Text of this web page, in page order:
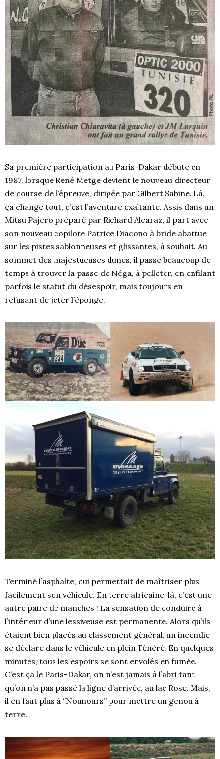
Sa première participation au Paris-Dakar débute en
1987, lorsque René Metge devient le nouveau directeur
de course de l’épreuve, dirigée par Gilbert Sabine. Là,
ça change tout, c’est l’aventure exaltante. Assis dans un
Mitsu Pajero préparé par Richard Alcaraz, il part avec
son nouveau copilote Patrice Diacono à bride abattue
sur les pistes sablonneuses et glissantes, à souhait. Au
sommet des majestueuses dunes, il passe beaucoup de
temps à trouver la passe de Néga, à pelleter, en enfilant
parfois le statut du désespoir, mais toujours en
refusant de jeter l’éponge.
Terminé l’asphalte, qui permettait de maîtriser plus
facilement son véhicule. En terre africaine, là, c’est une
autre paire de manches ! La sensation de conduire à
l’intérieur d’une lessiveuse est permanente. Alors qu’ils
étaient bien placés au classement général, un incendie
se déclare dans le véhicule en plein Ténéré. En quelques
minutes, tous les espoirs se sont envolés en fumée.
C’est ça le Paris-Dakar, on n’est jamais à l’abri tant
qu’on n’a pas passé la ligne d’arrivée, au lac Rose. Mais,
il en faut plus à ‘’Nounours’’ pour mettre un genou à
terre.